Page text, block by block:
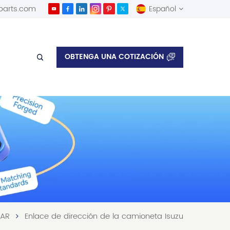
Español
English
OBTENGA UNA COTIZACIÓN
Enlace de dirección de la camioneta Isuzu